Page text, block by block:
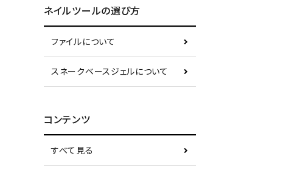
ネイルツールの選び方
ファイルについて
スネークベースジェルについて
コンテンツ
すべて見る